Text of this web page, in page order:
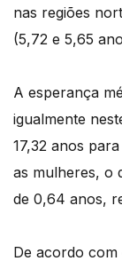
nas regiões
(5,72 e 5,65
A esperança
igualmente
17,32 anos
as mulheres, o
de 0,64 anos,
De acordo